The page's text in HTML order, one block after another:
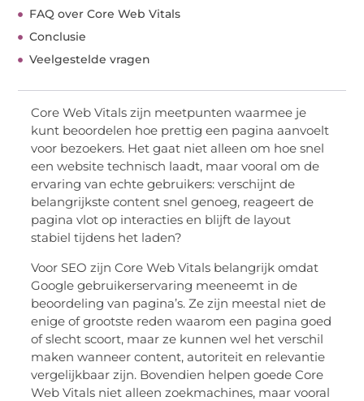
FAQ over Core Web Vitals
Conclusie
Veelgestelde vragen
Core Web Vitals zijn meetpunten waarmee je
kunt beoordelen hoe prettig een pagina aanvoelt
voor bezoekers. Het gaat niet alleen om hoe snel
een website technisch laadt, maar vooral om de
ervaring van echte gebruikers: verschijnt de
belangrijkste content snel genoeg, reageert de
pagina vlot op interacties en blijft de layout
stabiel tijdens het laden?
Voor SEO zijn Core Web Vitals belangrijk omdat
Google gebruikerservaring meeneemt in de
beoordeling van pagina’s. Ze zijn meestal niet de
enige of grootste reden waarom een pagina goed
of slecht scoort, maar ze kunnen wel het verschil
maken wanneer content, autoriteit en relevantie
vergelijkbaar zijn. Bovendien helpen goede Core
Web Vitals niet alleen zoekmachines, maar vooral